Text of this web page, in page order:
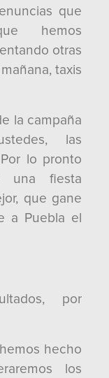
que
hemos
otras
taxis
la campaña
las
lo pronto
una fiesta
que gane
a Puebla el
por
hecho
los